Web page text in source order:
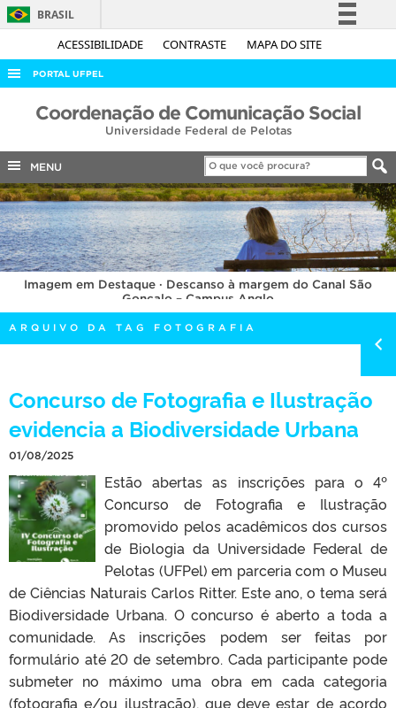
ACESSIBILIDADE CONTRASTE MAPA DO SITE
BRASIL
Simplifique!
Acesso à informação
Legislação
Canais
PORTAL UFPEL
ACESSO À INFORMAÇÃO
COBALTO
CONCURSOS
EDITAIS
INTERNACIONAL
OUVIDORIA
PORTARIAS
TELEFONES
Coordenação de Comunicação Social
Universidade Federal de Pelotas
MENU
Imagem em Destaque · Descanso à margem do Canal São
Gonçalo – Campus Anglo
ARQUIVO DA TAG FOTOGRAFIA
Concurso de Fotografia e Ilustração
evidencia a Biodiversidade Urbana
01/08/2025
Estão abertas as inscrições para o 4º
Concurso de Fotografia e Ilustração
promovido pelos acadêmicos dos cursos
de Biologia da Universidade Federal de
Pelotas (UFPel) em parceria com o Museu
de Ciências Naturais Carlos Ritter. Este ano, o tema será
Biodiversidade Urbana. O concurso é aberto a toda a
comunidade. As inscrições podem ser feitas por
formulário até 20 de setembro. Cada participante pode
submeter no máximo uma obra em cada categoria
(fotografia e/ou ilustração), que deve estar de acordo